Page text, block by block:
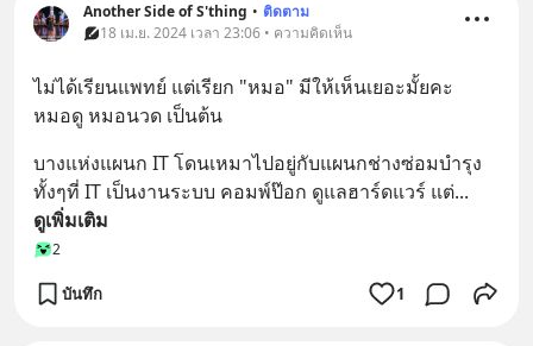
Another Side of S'thing • ติดตาม
18 เม.ย. 2024 เวลา 23:06 • ความคิดเห็น
ไม่ได้เรียนแพทย์ แต่เรียก "หมอ" มีให้เห็นเยอะมั้ยคะ
หมอดู หมอนวด เป็นต้น
บางแห่งแผนก IT โดนเหมาไปอยู่กับแผนกช่างซ่อมบำรุง
ทั้งๆที่ IT เป็นงานระบบ คอมพ์ป๊อก ดูแลฮาร์ดแวร์ แต่...
ดูเพิ่มเติม
2
บันทึก 1